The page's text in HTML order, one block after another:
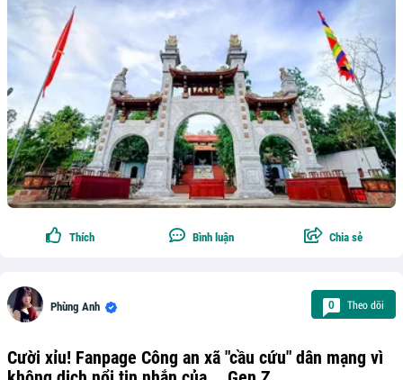
Thích Bình luận Chia sẻ
Phùng Anh 0 Theo dõi
Cười xỉu! Fanpage Công an xã "cầu cứu" dân mạng vì